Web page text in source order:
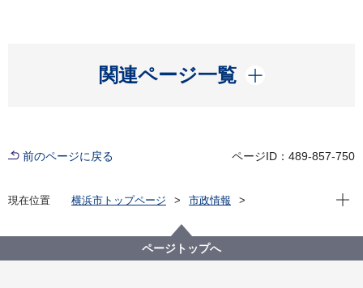
関連ページ一覧
開く
前のページに戻る ページID：489-857-750
現在位置 横浜市トップページ
市政情報
市認定歴史的建造物 霞橋（西区）の灯具を復元！～12
月23日（火曜日）に点灯式を開催します～
現在
ページトップへ